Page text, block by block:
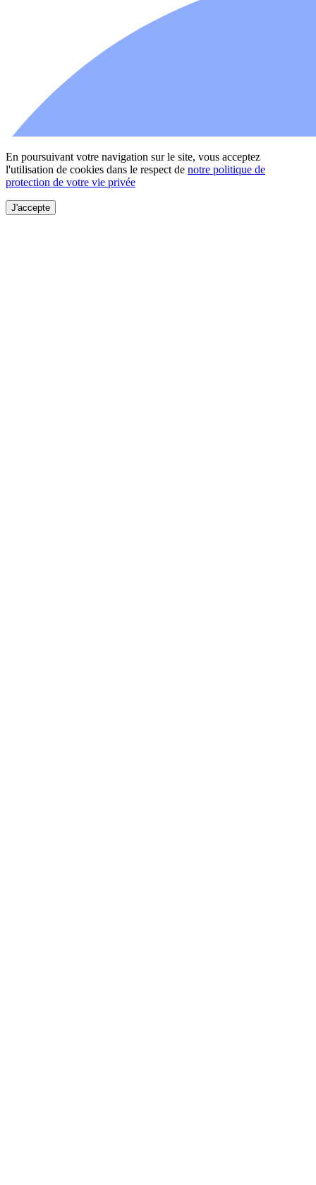
En poursuivant votre navigation sur le site, vous acceptez
l'utilisation de cookies dans le respect de notre politique de
protection de votre vie privée
J'accepte